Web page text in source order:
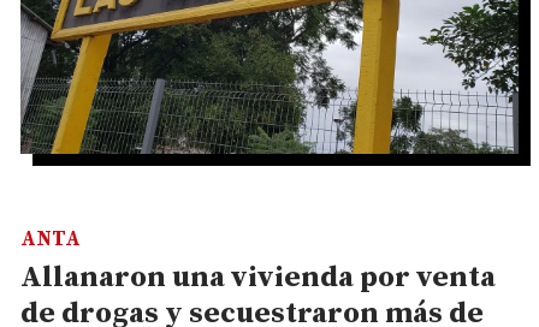
Allanaron una vivienda por venta
de drogas y secuestraron más de
ANTA